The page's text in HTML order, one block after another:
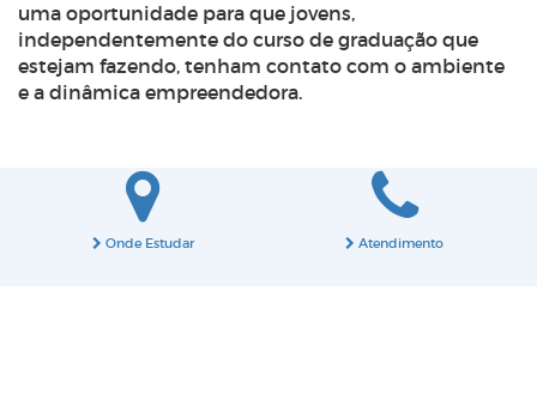
uma oportunidade para que jovens,
independentemente do curso de graduação que
estejam fazendo, tenham contato com o ambiente
e a dinâmica empreendedora.
Onde Estudar Atendimento